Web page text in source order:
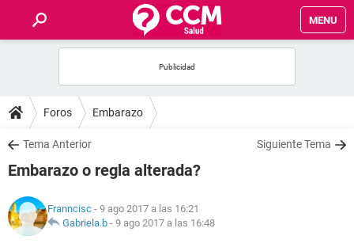
MENU
FOROS
SALUD
NUTRICIÓN
Foros Embarazo
Tema Anterior Siguiente Tema
Embarazo o regla alterada?
Franncisc - 9 ago 2017 a las 16:21
Gabriela.b - 9 ago 2017 a las 16:48